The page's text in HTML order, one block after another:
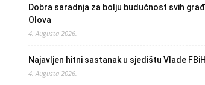
Dobra saradnja za bolju budućnost svih
Olova
4. Augusta 2026.
Najavljen hitni sastanak u sjedištu Vlade FBiH
4. Augusta 2026.